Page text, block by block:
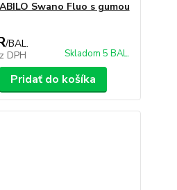
Swano Fluo s gumou
/BAL.
DPH Skladom 5 BAL.
Pridať do košíka